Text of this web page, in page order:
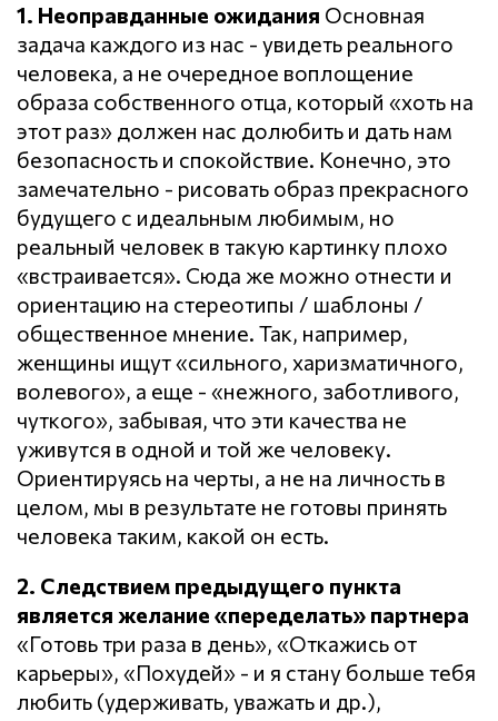
1. Неоправданные ожидания Основная
задача каждого из нас - увидеть реального
человека, а не очередное воплощение
образа собственного отца, который «хоть на
этот раз» должен нас долюбить и дать нам
безопасность и спокойствие. Конечно, это
замечательно - рисовать образ прекрасного
будущего с идеальным любимым, но
реальный человек в такую картинку плохо
«встраивается». Сюда же можно отнести и
ориентацию на стереотипы / шаблоны /
общественное мнение. Так, например,
женщины ищут «сильного, харизматичного,
волевого», а еще - «нежного, заботливого,
чуткого», забывая, что эти качества не
уживутся в одной и той же человеку.
Ориентируясь на черты, а не на личность в
целом, мы в результате не готовы принять
человека таким, какой он есть.
2. Следствием предыдущего пункта
является желание «переделать» партнера
«Готовь три раза в день», «Откажись от
карьеры», «Похудей» - и я стану больше тебя
любить (удерживать, уважать и др.),